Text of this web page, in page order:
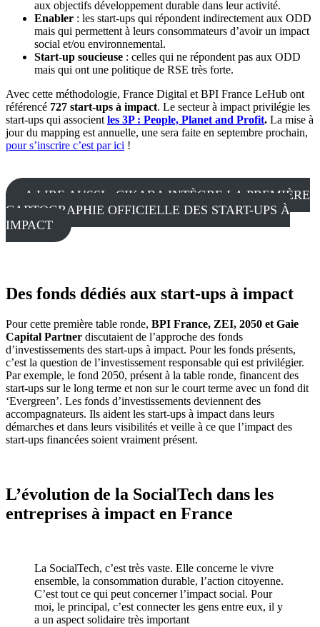
aux objectifs développement durable dans leur activité.
Enabler : les start-ups qui répondent indirectement aux ODD
mais qui permettent à leurs consommateurs d’avoir un impact
social et/ou environnemental.
Start-up soucieuse : celles qui ne répondent pas aux ODD
mais qui ont une politique de RSE très forte.
Avec cette méthodologie, France Digital et BPI France LeHub ont
référencé 727 start-ups à impact. Le secteur à impact privilégie les
start-ups qui associentles 3P : People, Planet and Profit. La mise à
jour du mapping est annuelle, une sera faite en septembre prochain,
pour s’inscrire c’est par ici !
A LIRE AUSSI : CIKABA INTÈGRE LA PREMIÈRE
CARTOGRAPHIE OFFICIELLE DES START-UPS À
IMPACT
Des fonds dédiés aux start-ups à impact
Pour cette première table ronde, BPI France, ZEI, 2050 et Gaie
Capital Partner discutaient de l’approche des fonds
d’investissements des start-ups à impact. Pour les fonds présents,
c’est la question de l’investissement responsable qui est privilégier.
Par exemple, le fond 2050, présent à la table ronde, financent des
start-ups sur le long terme et non sur le court terme avec un fond dit
‘Evergreen’. Les fonds d’investissements deviennent des
accompagnateurs. Ils aident les start-ups à impact dans leurs
démarches et dans leurs visibilités et veille à ce que l’impact des
start-ups financées soient vraiment présent.
L’évolution de la SocialTech dans les
entreprises à impact en France
La SocialTech, c’est très vaste. Elle concerne le vivre
ensemble, la consommation durable, l’action citoyenne.
C’est tout ce qui peut concerner l’impact social. Pour
moi, le principal, c’est connecter les gens entre eux, il y
a un aspect solidaire très important